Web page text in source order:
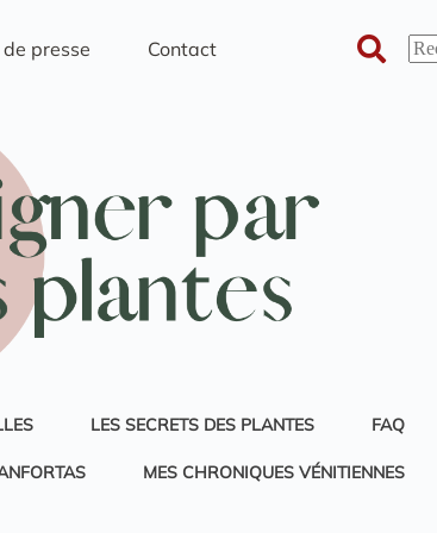
presse Contact
LES SECRETS DES PLANTES FAQ
MES CHRONIQUES VÉNITIENNES